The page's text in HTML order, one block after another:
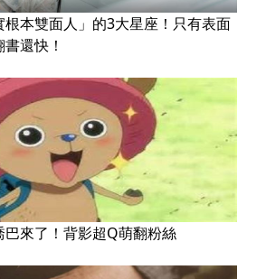
本雙面人」的3大星座！只有表面
還快！
巴來了！背影超Q萌翻粉絲